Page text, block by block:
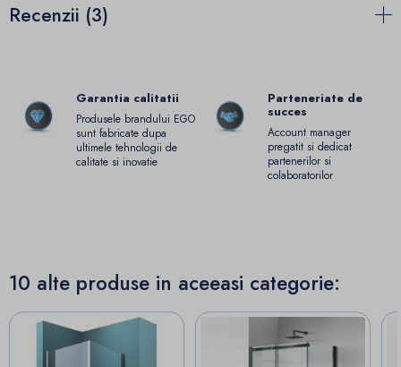
Recenzii (3)
Garantia calitatii
Produsele brandului EGO
sunt fabricate dupa
ultimele tehnologii de
calitate si inovatie
Parteneriate de
succes
Account manager
pregatit si dedicat
partenerilor si
colaboratorilor
10 alte produse in aceeasi categorie: